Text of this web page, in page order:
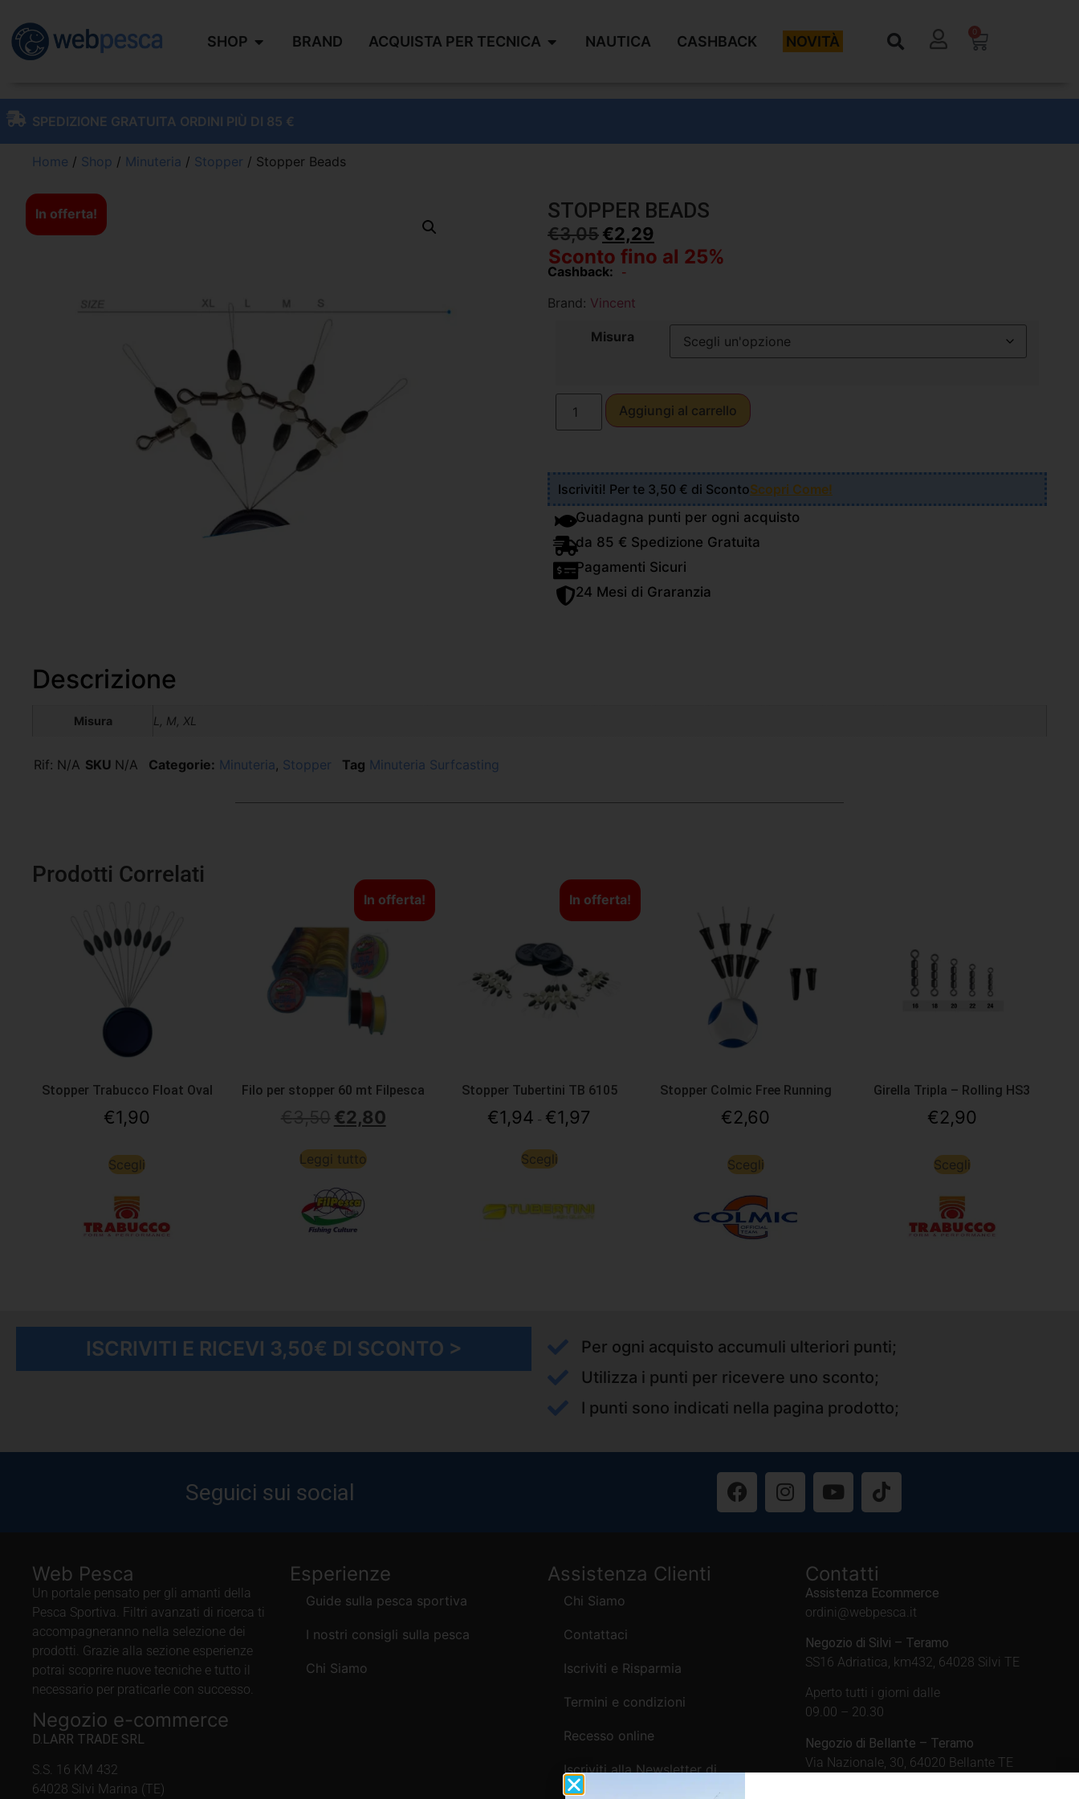
SHOP BRAND ACQUISTA PER TECNICA NAUTICA CASHBACK NOVITÀ
0
SPEDIZIONE GRATUITA ORDINI PIÙ DI 85 €
Home / Shop / Minuteria / Stopper / Stopper Beads
In offerta! STOPPER BEADS
€3,05€2,29
Sconto fino al 25%
Cashback: -
Brand: Vincent
Misura
Aggiungi al carrello
Iscriviti! Per te 3,50 € di ScontoScopri Come!
Guadagna punti per ogni acquisto
da 85 € Spedizione Gratuita
Pagamenti Sicuri
24 Mesi di Graranzia
Descrizione
Misura L, M, XL
Rif: N/A SKU N/A Categorie: Minuteria, Stopper Tag Minuteria Surfcasting
Prodotti Correlati
Stopper Trabucco Float Oval
€1,90
Scegli
In offerta!
Filo per stopper 60 mt Filpesca
€2,80
Leggi tutto
In offerta!
Stopper Tubertini TB 6105
€1,94 - €1,97
Scegli
Stopper Colmic Free Running
€2,60
Scegli
Girella Tripla – Rolling HS3
€2,90
Scegli
ISCRIVITI E RICEVI 3,50€ DI SCONTO >
Per ogni acquisto accumuli ulteriori punti;
Utilizza i punti per ricevere uno sconto;
I punti sono indicati nella pagina prodotto;
Seguici sui social
Web Pesca
Un portale pensato per gli amanti della
Pesca Sportiva. Filtri avanzati di ricerca ti
accompagneranno nella selezione dei
prodotti. Grazie alla sezione esperienze
potrai scoprire nuove tecniche e tutto il
necessario per praticarle con successo.
Negozio e-commerce
D.LARR TRADE SRL
S.S. 16 KM 432
64028 Silvi Marina (TE)
Esperienze
Guide sulla pesca sportiva
I nostri consigli sulla pesca
Chi Siamo
Assistenza Clienti
Chi Siamo
Contattaci
Iscriviti e Risparmia
Termini e condizioni
Recesso online
Iscriviti alla Newsletter di
Webpesca
Contatti
Assistenza Ecommerce
ordini@webpesca.it
Negozio di Silvi – Teramo
SS16 Adriatica, km432, 64028 Silvi TE
Aperto tutti i giorni dalle
09.00 – 20.30
Negozio di Bellante – Teramo
Via Nazionale, 30, 64020 Bellante TE